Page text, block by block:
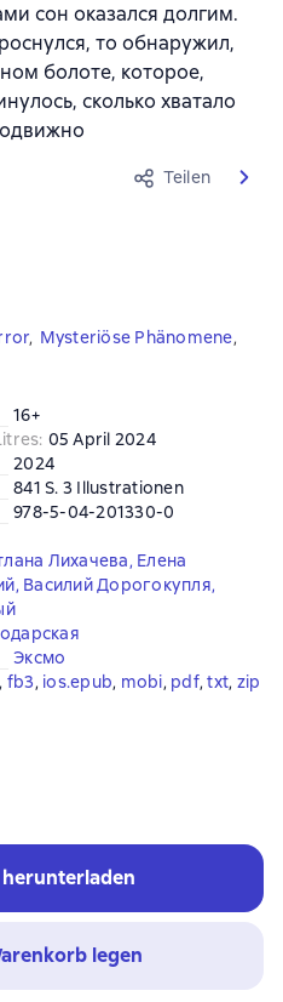
сон оказался долгим.
то обнаружил,
болоте, которое,
сколько хватало
Teilen
, Mysteriöse Phänomene,
16+
: 05 April 2024
2024
841 S. 3 Illustrationen
978-5-04-201330-0
Лихачева, Елена
, Василий Дорогокупля,
Эксмо
, fb3, ios.epub, mobi, pdf, txt, zip
legen